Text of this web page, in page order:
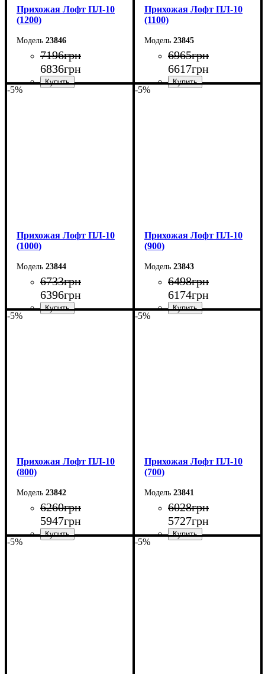
Прихожая Лофт ПЛ-10
(1200)
23846
7196грн
6836грн
Прихожая Лофт ПЛ-10
(1100)
23845
6965грн
6617грн
-5%
Прихожая Лофт ПЛ-10
(1000)
23844
6733грн
6396грн
-5%
Прихожая Лофт ПЛ-10
(900)
23843
6498грн
6174грн
-5%
Прихожая Лофт ПЛ-10
(800)
23842
6260грн
5947грн
-5%
Прихожая Лофт ПЛ-10
(700)
23841
6028грн
5727грн
-5% -5%